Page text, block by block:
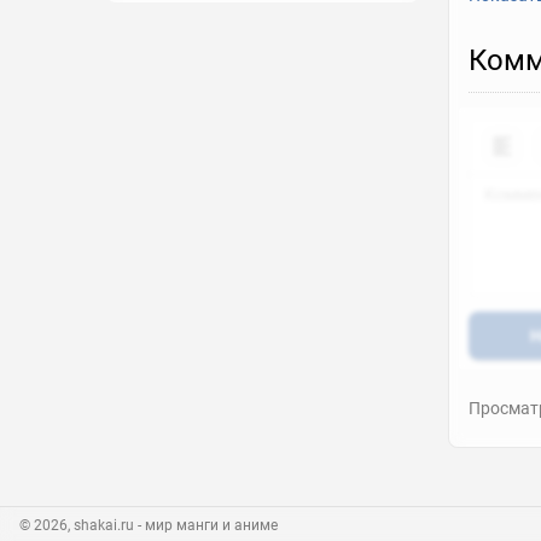
© 2026, shakai.ru - мир манги и аниме